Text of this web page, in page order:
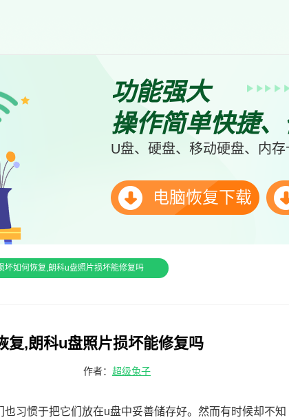
功能强大
操作简单快捷
U盘、硬盘、移动硬盘、内
电脑恢复下载
坏如何恢复,朗科u盘照片损坏能修复吗
复,朗科u盘照片损坏能修复吗
作者： 超级兔子
习惯于把它们放在u盘中妥善储存好。然而有时候却不知